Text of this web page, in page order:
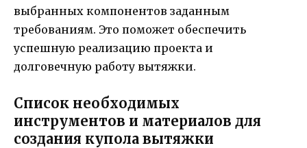
выбранных компонентов заданным
требованиям. Это поможет обеспечить
успешную реализацию проекта и
долговечную работу вытяжки.
Список необходимых
инструментов и материалов для
создания купола вытяжки